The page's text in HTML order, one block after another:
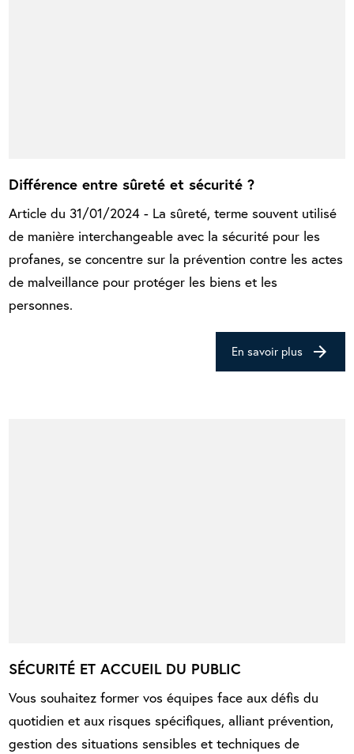
Différence entre sûreté et sécurité ?
Article du 31/01/2024 - La sûreté, terme souvent utilisé
de manière interchangeable avec la sécurité pour les
profanes, se concentre sur la prévention contre les actes
de malveillance pour protéger les biens et les
personnes.
En savoir plus arrow_forward
SÉCURITÉ ET ACCUEIL DU PUBLIC
Vous souhaitez former vos équipes face aux défis du
quotidien et aux risques spécifiques, alliant prévention,
gestion des situations sensibles et techniques de